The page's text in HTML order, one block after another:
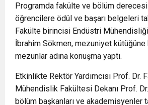
Programda fakülte ve bölüm
öğrencilere ödül ve başarı belgeleri
Fakülte birincisi Endüstri
İbrahim Sökmen, mezuniyet
mezunlar adına konuşma yaptı.
Etkinlikte Rektör Yardımcısı Prof. Dr.
Mühendislik Fakültesi Dekanı Prof.
bölüm başkanları ve akademisyenler